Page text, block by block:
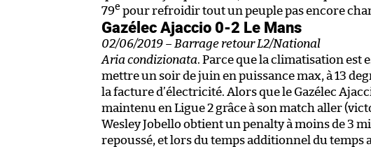
79e pour refroidir tout un peuple pas encore
Gazélec Ajaccio 0-2 Le Mans
02/06/2019 – Barrage retour L2/National
Aria condizionata. Parce que la climatisation est
mettre un soir de juin en puissance max, à 13
la facture d’électricité. Alors que le Gazélec
maintenu en Ligue 2 grâce à son match aller
Wesley Jobello obtient un penalty à moins de 3
repoussé, et lors du temps additionnel du temps